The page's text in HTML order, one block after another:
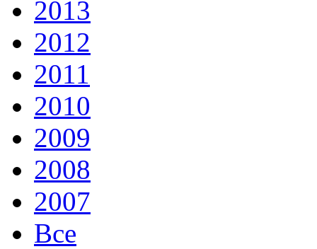
2013
2012
2011
2010
2009
2008
2007
Все